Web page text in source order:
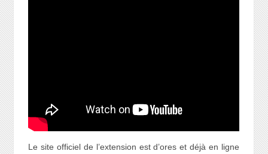
Le site officiel de l’extension est d’ores et déjà en ligne